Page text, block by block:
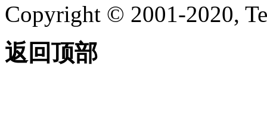
Copyright © 2001-2020,
返回顶部